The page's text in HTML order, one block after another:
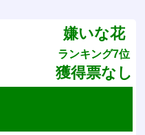
嫌いな花
ランキング7位
獲得票なし